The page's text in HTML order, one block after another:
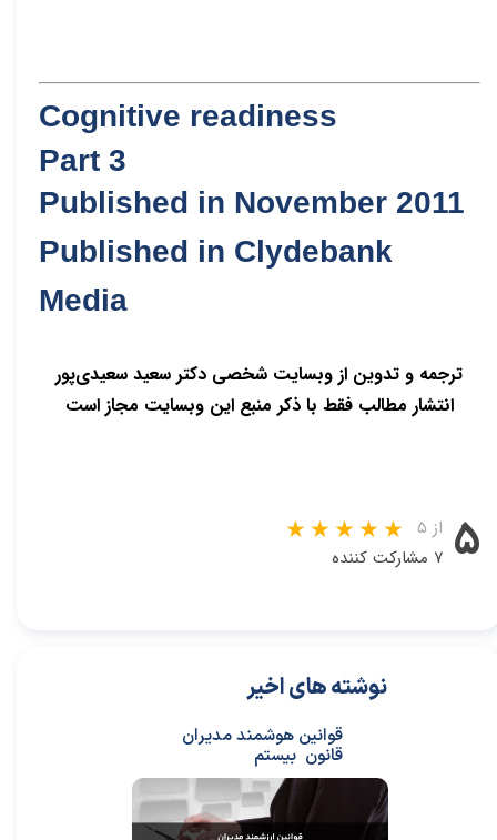
Cognitive readiness
Part 3
Published in November 2011
Published in Clydebank
Media
ترجمه و تدوین از وبسایت شخصی دکتر سعید سعیدی‌پور
انتشار مطالب فقط با ذکر منبع این وبسایت مجاز است
۵ از ۵
۷ مشارکت کننده
قوانین هوشمند مدیران
قانون بیستم
نوشته های اخیر